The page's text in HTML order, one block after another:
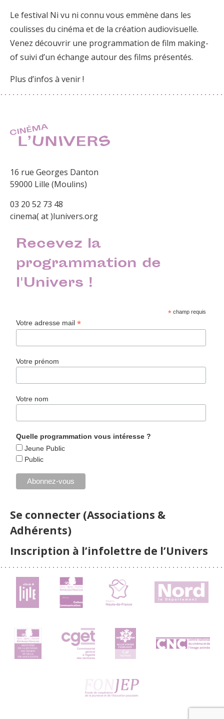
Le festival Ni vu ni connu vous emmène dans les
coulisses du cinéma et de la création audiovisuelle.
Venez découvrir une programmation de film making-
of suivi d’un échange autour des films présentés.
Plus d’infos à venir !
16 rue Georges Danton
59000 Lille (Moulins)
03 20 52 73 48
cinema( at )lunivers.org
Recevez la
programmation de
l'Univers !
* champ requis
Votre adresse mail*
Votre prénom
Votre nom
Quelle programmation vous intéresse ?
Jeune Public
Public
Se connecter (Associations &
Adhérents)
Inscription à l’infolettre de l’Univers